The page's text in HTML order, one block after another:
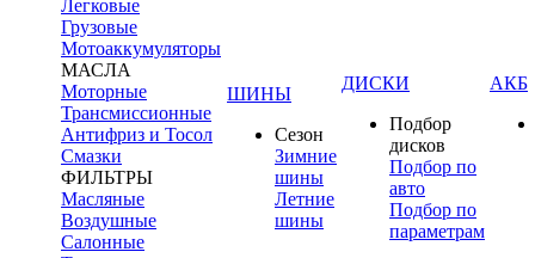
Легковые
Грузовые
Мотоаккумуляторы
МАСЛА
Моторные
Трансмиссионные
Антифриз и Тосол
Смазки
ФИЛЬТРЫ
Масляные
Воздушные
Салонные
ШИНЫ
Сезон
Зимние
шины
Летние
шины
ДИСКИ
Подбор
дисков
Подбор по
авто
Подбор по
параметрам
АКБ